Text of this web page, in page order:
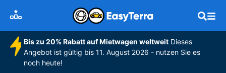
Bis zu 20% Rabatt auf Mietwagen weltweitDieses
Angebot ist gültig bis 11. August 2026 - nutzen Sie es
noch heute!